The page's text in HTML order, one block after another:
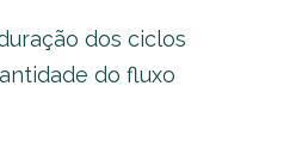
dos ciclos
do fluxo